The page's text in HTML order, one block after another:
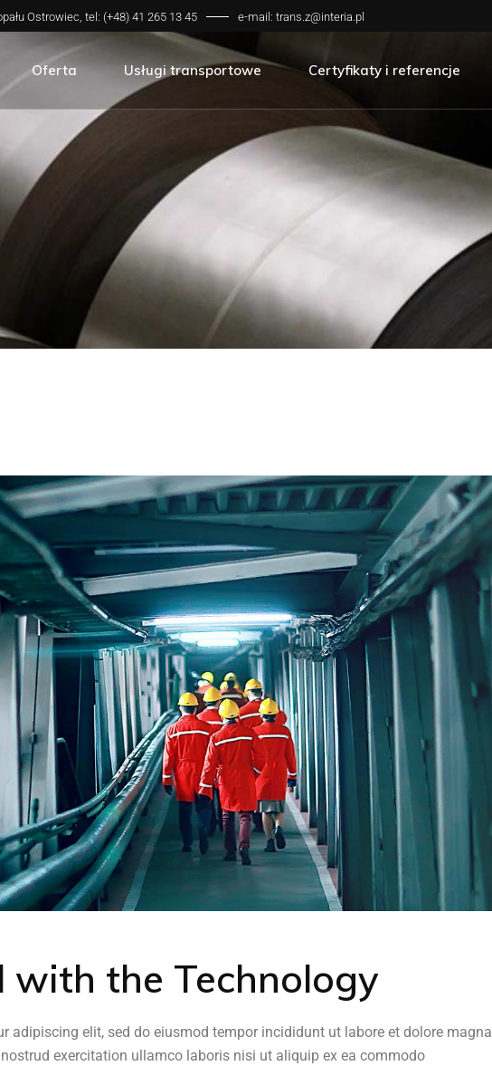
Ostrowiec, tel: (+48) 41 265 13 45 e-mail: trans.z@interia.pl
Oferta
Sprzedaż hurtowa
Sprzedaż detaliczna
Usługi transportowe Certyfikaty i referencje
Sprzedaż hurtowa
Sprzedaż detaliczna
with the Technology
adipiscing elit, sed do eiusmod tempor incididunt ut labore et dolore magna
exercitation ullamco laboris nisi ut aliquip ex ea commodo